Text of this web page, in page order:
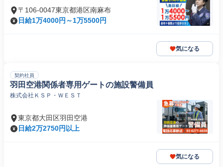
〒106-0047東京都港区南麻布
日給1万4000円～1万5500円
気になる
契約社員
羽田空港関係者専用ゲートの施設警備員
株式会社ＫＳＰ・ＷＥＳＴ
東京都大田区羽田空港
日給2万2750円以上
気になる